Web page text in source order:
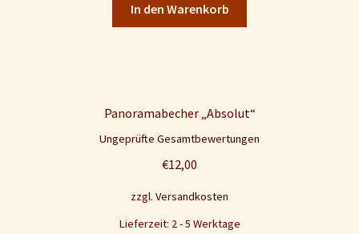
In den Warenkorb
Panoramabecher „Absolut“
Ungeprüfte Gesamtbewertungen
€12,00
zzgl. Versandkosten
Lieferzeit: 2 - 5 Werktage